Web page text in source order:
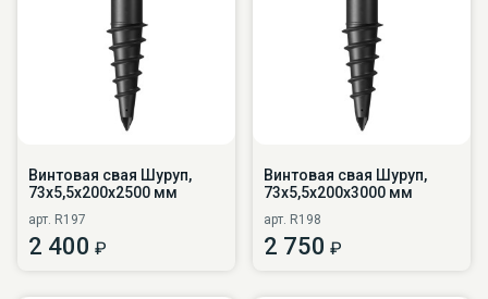
Винтовая свая Шуруп,
73х5,5х200х2500 мм
арт. R197
2 400 ₽
Винтовая свая Шуруп,
73х5,5х200х3000 мм
арт. R198
2 750 ₽